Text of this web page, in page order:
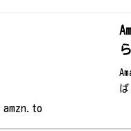
amzn.to